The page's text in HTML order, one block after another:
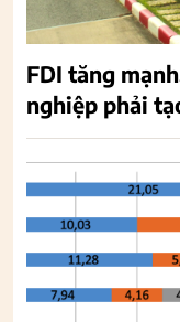
FDI tăng
nghiệp phải